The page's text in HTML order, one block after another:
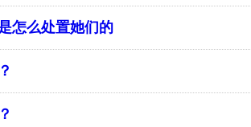
怎么处置她们的